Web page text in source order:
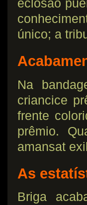
eclosão
único; a
Na
criancice
frente
prêmio.
amansat
As
Briga